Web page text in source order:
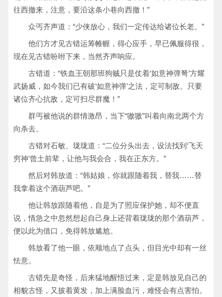
往西撤来，注意，要沿这条小巷向西撤！”
众丐齐声道：“少侠放心，我们一定传达给诸位长老。”
他们方才见古错运筹帷幄，得心应手，早已佩服得很，
现在见古错吩咐下来，当然齐声响应。
古错道：“铁血王朝那班狗贼只是仗着‘如意神弹弩’方耀
武扬威，如今我们已有破‘如意神弹’之法，定可制敌。只要
诸位齐心抗敌，定可扫尽群魔！”
群丐被他说的群情激昂，当下“嗷嗷”叫着向南北两个方
向杀去。
古错对石敏、珑珑道：“二位分头出去，设法找到‘飞天
穷神’曾土前辈，让他与我会合，我在正东方。”
然后对韩放道：“韩姑娘，你就跟随着我，替我……替
我拿着这个酒葫芦吧。”
他让韩放跟随着他，自是为了照应保护她，却不便直
说，情急之中忽然想起自己身上还背着珑珑的那个酒葫芦，
便以此为借口，免得韩放尴尬。
韩放看了他一眼，依顺地点了点头，但目光中却有一丝
怯意。
古错先是奇怪，后来猛地醒悟过来，定是韩放见自己的
相貌古怪，又披着黄发，加上满脸血污，难怪会有点害怕。